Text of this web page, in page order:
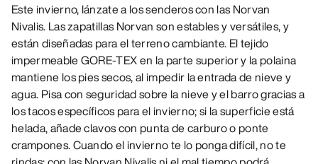
Este invierno, lánzate a los senderos con las Norvan
Nivalis. Las zapatillas Norvan son estables y versátiles, y
están diseñadas para el terreno cambiante. El tejido
impermeable GORE-TEX en la parte superior y la polaina
mantiene los pies secos, al impedir la entrada de nieve y
agua. Pisa con seguridad sobre la nieve y el barro gracias a
los tacos específicos para el invierno; si la superficie está
helada, añade clavos con punta de carburo o ponte
crampones. Cuando el invierno te lo ponga difícil, no te